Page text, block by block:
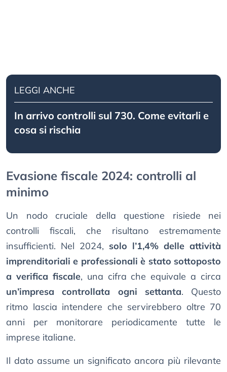
LEGGI ANCHE
In arrivo controlli sul 730. Come evitarli e
cosa si rischia
Evasione fiscale 2024: controlli al
minimo
Un nodo cruciale della questione risiede nei
controlli fiscali, che risultano estremamente
insufficienti. Nel 2024, solo l’1,4% delle attività
imprenditoriali e professionali è stato sottoposto
a verifica fiscale, una cifra che equivale a circa
un’impresa controllata ogni settanta. Questo
ritmo lascia intendere che servirebbero oltre 70
anni per monitorare periodicamente tutte le
imprese italiane.
Il dato assume un significato ancora più rilevante